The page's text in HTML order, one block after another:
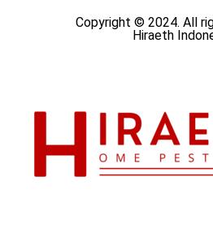
Copyright © 2024. All
Hiraeth